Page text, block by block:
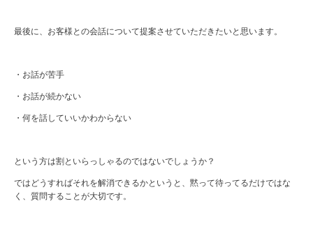
最後に、お客様との会話について提案させていただきたいと思います。
・お話が苦手
・お話が続かない
・何を話していいかわからない
という方は割といらっしゃるのではないでしょうか？
ではどうすればそれを解消できるかというと、黙って待ってるだけではな
く、質問することが大切です。